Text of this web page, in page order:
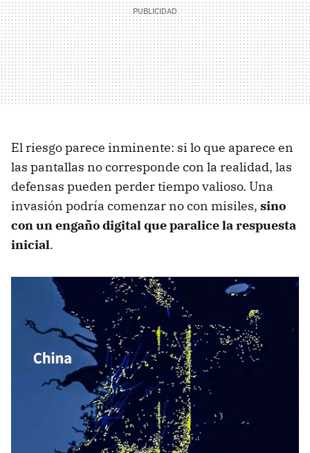
El riesgo parece inminente: si lo que aparece en
las pantallas no corresponde con la realidad, las
defensas pueden perder tiempo valioso. Una
invasión podría comenzar no con misiles, sino
con un engaño digital que paralice la respuesta
inicial.